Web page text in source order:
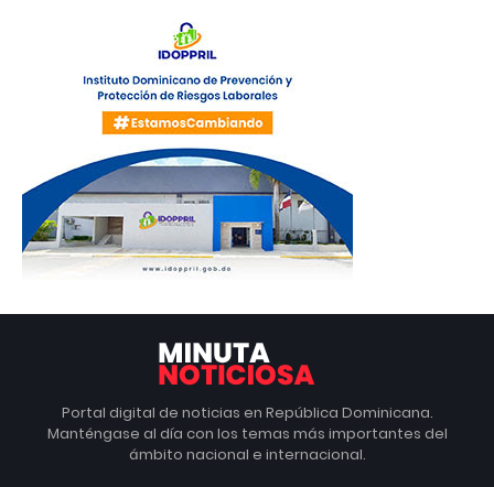
Portal digital de noticias en República Dominicana.
Manténgase al día con los temas más importantes del
ámbito nacional e internacional.